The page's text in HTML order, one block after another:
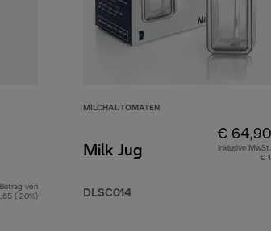
von
( 20%)
MILCHAUTOMATEN
Milk Jug
DLSC014
€ 64,90
Inklusive
€